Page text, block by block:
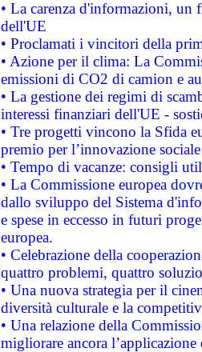
• La carenza d'informazioni, un
dell'UE
• Proclamati i vincitori della
• Azione per il clima: La
emissioni di CO2 di camion e
• La gestione dei regimi di
interessi finanziari dell'UE -
• Tre progetti vincono la Sfida
premio per l’innovazione sociale
• Tempo di vacanze: consigli
• La Commissione europea
dallo sviluppo del Sistema
e spese in eccesso in futuri
europea.
• Celebrazione della
quattro problemi, quattro
• Una nuova strategia per il
diversità culturale e la
• Una relazione della
migliorare ancora